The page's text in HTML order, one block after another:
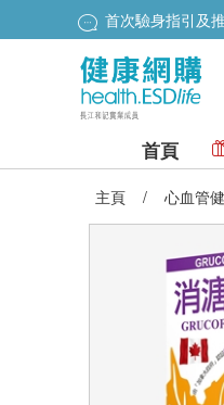
首次驗身指引及
首頁
主頁 / 心血管